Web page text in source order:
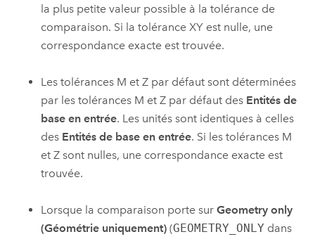
la plus petite valeur possible à la tolérance de
comparaison. Si la tolérance XY est nulle, une
correspondance exacte est trouvée.
Les tolérances M et Z par défaut sont déterminées
par les tolérances M et Z par défaut des Entités de
base en entrée. Les unités sont identiques à celles
des Entités de base en entrée. Si les tolérances M
et Z sont nulles, une correspondance exacte est
trouvée.
Lorsque la comparaison porte surGeometry only
(Géométrie uniquement) (GEOMETRY_ONLY dans